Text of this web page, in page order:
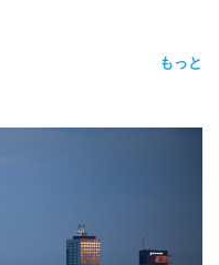
もっと